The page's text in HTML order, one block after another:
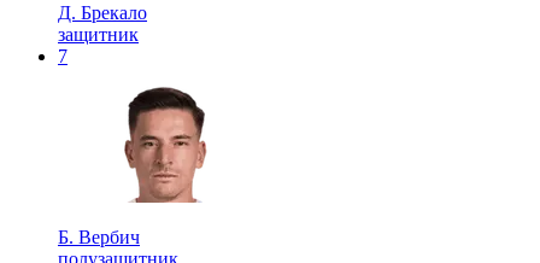
Д. Брекало
защитник
7
Б. Вербич
полузащитник